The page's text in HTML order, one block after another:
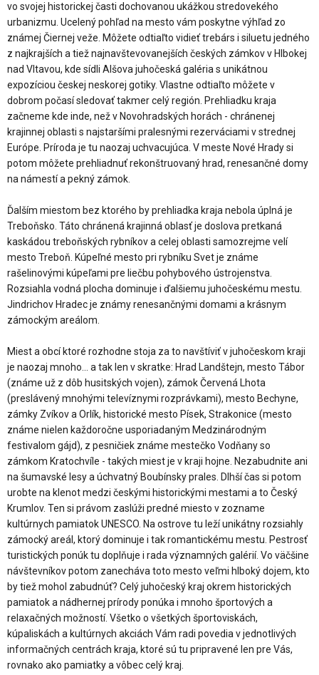
vo svojej historickej časti dochovanou ukážkou stredovekého
urbanizmu. Ucelený pohľad na mesto vám poskytne výhľad zo
známej Čiernej veže. Môžete odtiaľto vidieť trebárs i siluetu jedného
z najkrajších a tiež najnavštevovanejších českých zámkov v Hlbokej
nad Vltavou, kde sídli Alšova juhočeská galéria s unikátnou
expozíciou českej neskorej gotiky. Vlastne odtiaľto môžete v
dobrom počasí sledovať takmer celý región. Prehliadku kraja
začneme kde inde, než v Novohradských horách - chránenej
krajinnej oblasti s najstaršími pralesnými rezerváciami v strednej
Európe. Príroda je tu naozaj uchvacujúca. V meste Nové Hrady si
potom môžete prehliadnuť rekonštruovaný hrad, renesančné domy
na námestí a pekný zámok.
Ďalším miestom bez ktorého by prehliadka kraja nebola úplná je
Treboňsko. Táto chránená krajinná oblasť je doslova pretkaná
kaskádou treboňských rybníkov a celej oblasti samozrejme velí
mesto Treboň. Kúpeľné mesto pri rybníku Svet je známe
rašelinovými kúpeľami pre liečbu pohybového ústrojenstva.
Rozsiahla vodná plocha dominuje i ďalšiemu juhočeskému mestu.
Jindrichov Hradec je známy renesančnými domami a krásnym
zámockým areálom.
Miest a obcí ktoré rozhodne stoja za to navštíviť v juhočeskom kraji
je naozaj mnoho... a tak len v skratke: Hrad Landštejn, mesto Tábor
(známe už z dôb husitských vojen), zámok Červená Lhota
(preslávený mnohými televíznymi rozprávkami), mesto Bechyne,
zámky Zvíkov a Orlík, historické mesto Písek, Strakonice (mesto
známe nielen každoročne usporiadaným Medzinárodným
festivalom gájd), z pesničiek známe mestečko Vodňany so
zámkom Kratochvíle - takých miest je v kraji hojne. Nezabudnite ani
na šumavské lesy a úchvatný Boubínsky prales. Dlhší čas si potom
urobte na klenot medzi českými historickými mestami a to Český
Krumlov. Ten si právom zaslúži predné miesto v zozname
kultúrnych pamiatok UNESCO. Na ostrove tu leží unikátny rozsiahly
zámocký areál, ktorý dominuje i tak romantickému mestu. Pestrosť
turistických ponúk tu doplňuje i rada významných galérií. Vo väčšine
návštevníkov potom zanecháva toto mesto veľmi hlboký dojem, kto
by tiež mohol zabudnúť? Celý juhočeský kraj okrem historických
pamiatok a nádhernej prírody ponúka i mnoho športových a
relaxačných možností. Všetko o všetkých športoviskách,
kúpaliskách a kultúrnych akciách Vám radi povedia v jednotlivých
informačných centrách kraja, ktoré sú tu pripravené len pre Vás,
rovnako ako pamiatky a vôbec celý kraj.